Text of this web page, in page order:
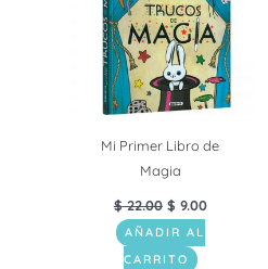
Mi Primer Libro de
Magia
$22.00 $ 9.00
AÑADIR AL
CARRITO